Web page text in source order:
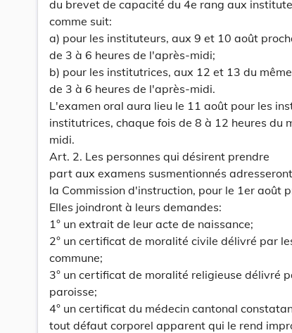
du brevet de capacité du 4e rang aux
comme suit:
a) pour les instituteurs, aux 9 et 10 août
de 3 à 6 heures de l'après-midi;
b) pour les institutrices, aux 12 et 13 du
de 3 à 6 heures de l'après-midi.
L'examen oral aura lieu le 11 août pour les
institutrices, chaque fois de 8 à 12 heures du
midi.
Art. 2. Les personnes qui désirent prendre
part aux examens susmentionnés
la Commission d'instruction, pour le 1er août
Elles joindront à leurs demandes:
1° un extrait de leur acte de naissance;
2° un certificat de moralité civile délivré par
commune;
3° un certificat de moralité religieuse délivré
paroisse;
4° un certificat du médecin cantonal
tout défaut corporel apparent qui le rend